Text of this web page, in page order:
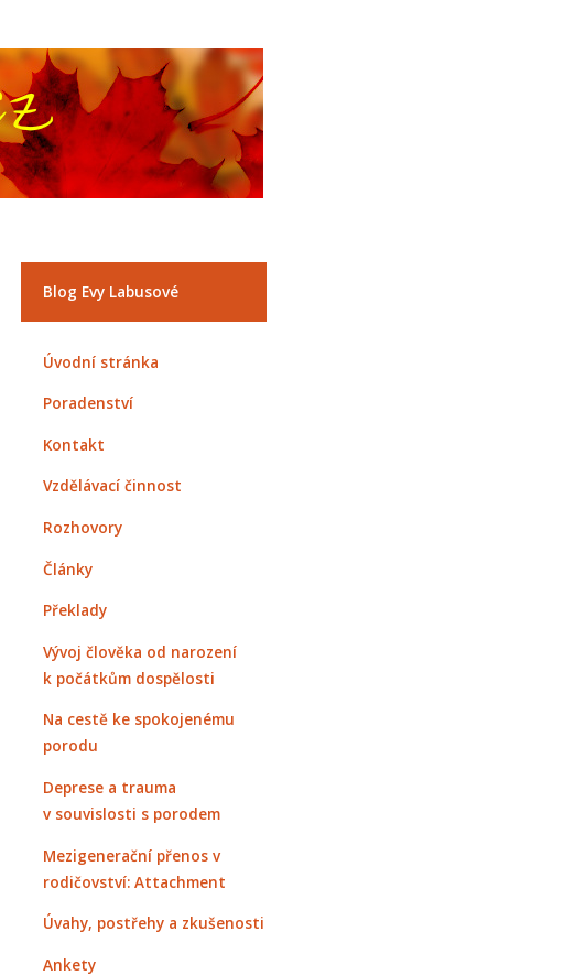
Blog Evy Labusové
Úvodní stránka
Poradenství
Kontakt
Vzdělávací činnost
Rozhovory
Články
Překlady
Vývoj člověka od narození
k počátkům dospělosti
Na cestě ke spokojenému
porodu
Deprese a trauma
v souvislosti s porodem
Mezigenerační přenos v
rodičovství: Attachment
Úvahy, postřehy a zkušenosti
Ankety